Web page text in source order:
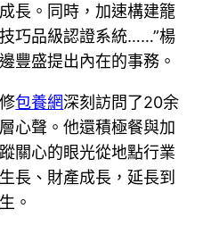
長。同時，加速構建籠
巧品級認證系統……”楊
豐盛提出內在的事務。
包養網深刻訪問了20余
心聲。他還積極餐與加
關心的眼光從地點行業
長、財產成長，延長到
。